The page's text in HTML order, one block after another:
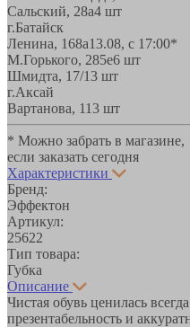
Сальский, 28a4 шт
г.Батайск
Ленина, 168а13.08, с 17:00*
М.Горького, 285е6 шт
Шмидта, 17/13 шт
г.Аксай
Вартанова, 113 шт
* Можно забрать в магазине,
если заказать сегодня
Характеристики
Бренд:
Эффектон
Артикул:
25622
Тип товара:
Губка
Описание
Чистая обувь ценилась
презентабельность и